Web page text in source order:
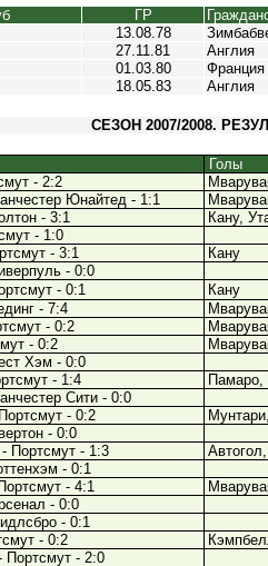
ГР
13.08.78
27.11.81 Англия
01.03.80 Франция
18.05.83 Англия
СЕЗОН 2007/2008.
Голы
- 2:2
Юнайтед - 1:1
- 3:1
Кану,
- 1:0
- 3:1
Кану
- 0:0
- 0:1
Кану
- 7:4
- 0:2
- 0:2
Хэм - 0:0
- 1:4
Памаро,
Сити - 0:0
- 0:2
- 0:0
Портсмут - 1:3
- 0:1
- 4:1
- 0:0
- 0:1
- 0:2
Портсмут - 2:0